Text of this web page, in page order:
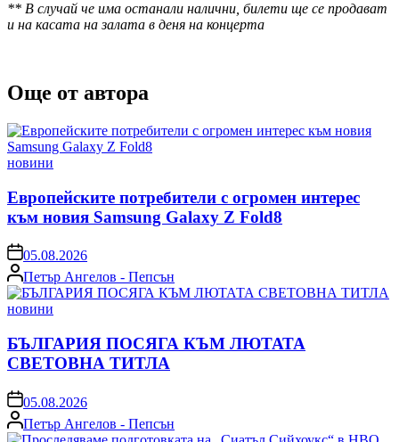
** В случай че има останали налични, билети ще се продават
и на касата на залата в деня на концерта
Още от автора
Posted
новини
Европейските потребители с огромен интерес
към новия Samsung Galaxy Z Fold8
on05.08.2026
Posted
by
Петър Ангелов - Пепсън
Posted
новини
БЪЛГАРИЯ ПОСЯГА КЪМ ЛЮТАТА
СВЕТОВНА ТИТЛА
on05.08.2026
Posted
by
Петър Ангелов - Пепсън